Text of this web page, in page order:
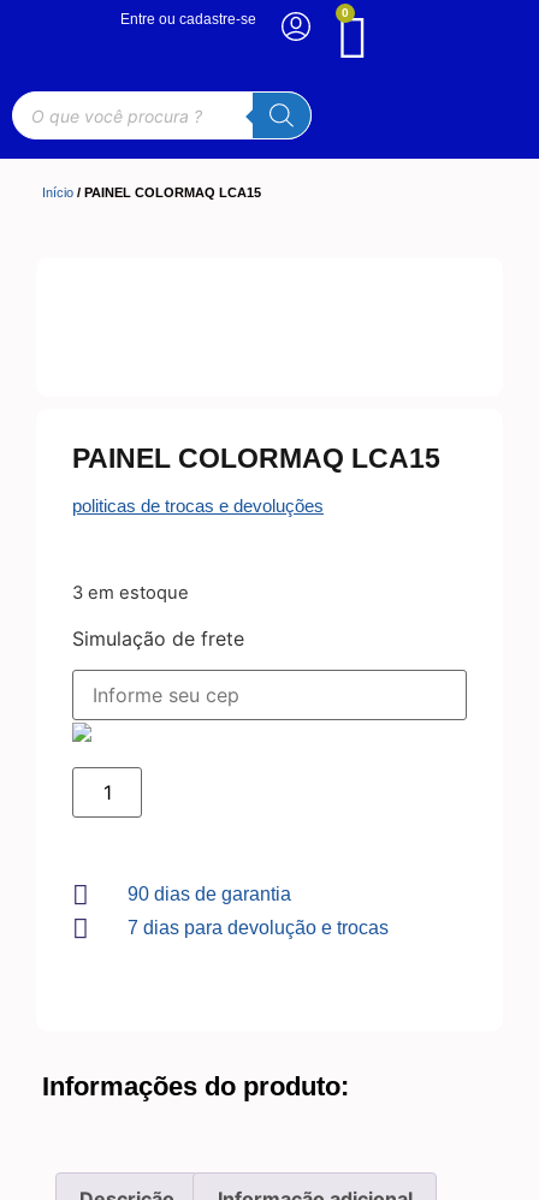
0
Entre ou cadastre-se
Início / PAINEL COLORMAQ LCA15
PAINEL COLORMAQ LCA15
politicas de trocas e devoluções
3 em estoque
Simulação de frete
90 dias de garantia
7 dias para devolução e trocas
Informações do produto: